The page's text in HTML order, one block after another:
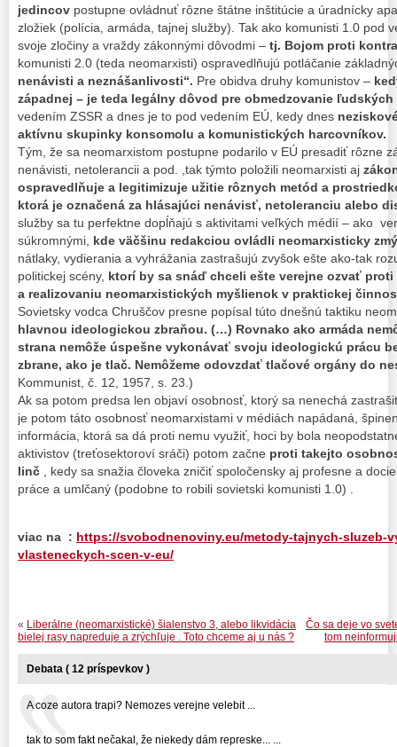
jedincov postupne ovládnuť rôzne štátne inštitúcie a úradnícky
zložiek (polícia, armáda, tajnej služby). Tak ako komunisti 1.0 pod
svoje zločiny a vraždy zákonnými dôvodmi – tj. Bojom proti
komunisti 2.0 (teda neomarxisti) ospravedlňujú potláčanie
nenávisti a neznášanlivosti“. Pre obidva druhy komunistov –
západnej – je teda legálny dôvod pre obmedzovanie ľudských
vedením ZSSR a dnes je to pod vedením EÚ, kedy dnes
aktívnu skupinky konsomolu a komunistických harcovníkov.
Tým, že sa neomarxistom postupne podarilo v EÚ presadiť rôzne
nenávisti, netolerancii a pod. ,tak týmto položili neomarxisti aj
ospravedlňuje a legitimizuje užitie rôznych metód a
ktorá je označená za hlásajúci nenávisť, netoleranciu alebo
služby sa tu perfektne dopĺňajú s aktivitami veľkých médií – ako
súkromnými, kde väčšinu redakciou ovládli neomarxisticky
nátlaky, vydierania a vyhrážania zastrašujú zvyšok ešte ako-tak
politickej scény, ktorí by sa snáď chceli ešte verejne ozvať
a realizovaniu neomarxistických myšlienok v praktickej
Sovietsky vodca Chruščov presne popísal túto dnešnú taktiku
hlavnou ideologickou zbraňou. (…) Rovnako ako armáda
strana nemôže úspešne vykonávať svoju ideologickú prácu
zbrane, ako je tlač. Nemôžeme odovzdať tlačové orgány do
Kommunist, č. 12, 1957, s. 23.)
Ak sa potom predsa len objaví osobnosť, ktorý sa nenechá
je potom táto osobnosť neomarxistami v médiách napádaná,
informácia, ktorá sa dá proti nemu využiť, hoci by bola
aktivistov (treťosektoroví sráči) potom začne proti takejto
linč , kedy sa snažia človeka zničiť spoločensky aj profesne a
práce a umlčaný (podobne to robili sovietski komunisti 1.0) .
viac na : https://svobodnenoviny.eu/metody-tajnych-sluzeb-
vlasteneckych-scen-v-eu/
Čo sa deje vo
tom
« Liberálne (neomarxistické) šialenstvo 3, alebo likvidácia
bielej rasy napreduje a zrýchľuje . Toto chceme aj u nás ?
Debata ( 12 príspevkov )
A coze autora trapi? Nemozes verejne velebit ...
tak to som fakt nečakal, že niekedy dám represke... ...